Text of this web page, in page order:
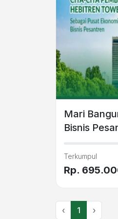
Mari
Bisnis
Terkumpul
Rp.
‹ 1 ›